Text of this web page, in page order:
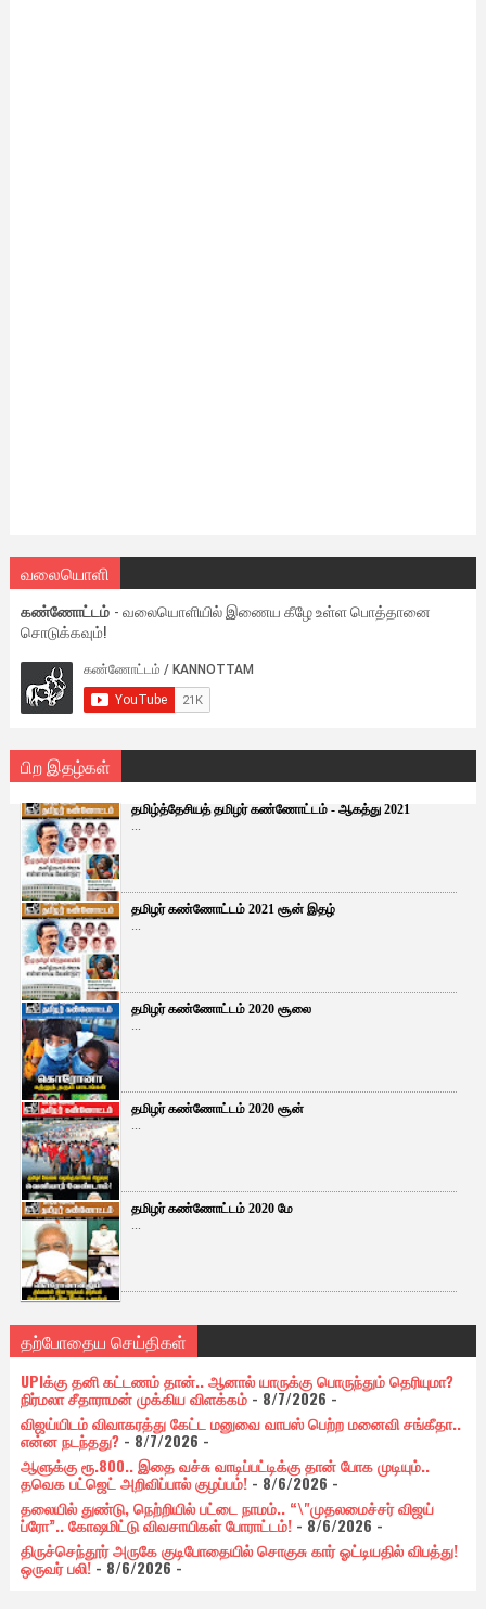
வலையொளி
கண்ணோட்டம் - வலையொளியில் இணைய கீழே உள்ள பொத்தானை
சொடுக்கவும்!
பிற இதழ்கள்
தமிழ்த்தேசியத் தமிழர் கண்ணோட்டம் - ஆகத்து 2021
...
தமிழர் கண்ணோட்டம் 2021 சூன் இதழ்
...
தமிழர் கண்ணோட்டம் 2020 சூலை
...
தமிழர் கண்ணோட்டம் 2020 சூன்
...
தமிழர் கண்ணோட்டம் 2020 மே
...
தற்போதைய செய்திகள்
UPIக்கு தனி கட்டணம் தான்.. ஆனால் யாருக்கு பொருந்தும் தெரியுமா?
நிர்மலா சீதாராமன் முக்கிய விளக்கம்- 8/7/2026 -
விஜய்யிடம் விவாகரத்து கேட்ட மனுவை வாபஸ் பெற்ற மனைவி சங்கீதா..
என்ன நடந்தது?- 8/7/2026 -
ஆளுக்கு ரூ.800.. இதை வச்சு வாடிப்பட்டிக்கு தான் போக முடியும்..
தவெக பட்ஜெட் அறிவிப்பால் குழப்பம்!- 8/6/2026 -
தலையில் துண்டு, நெற்றியில் பட்டை நாமம்.. “\"முதலமைச்சர் விஜய்
ப்ரோ”.. கோஷமிட்டு விவசாயிகள் போராட்டம்!- 8/6/2026 -
திருச்செந்தூர் அருகே குடிபோதையில் சொகுசு கார் ஓட்டியதில் விபத்து!
ஒருவர் பலி!- 8/6/2026-